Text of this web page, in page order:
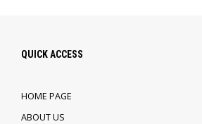
QUICK ACCESS
HOME PAGE
ABOUT US